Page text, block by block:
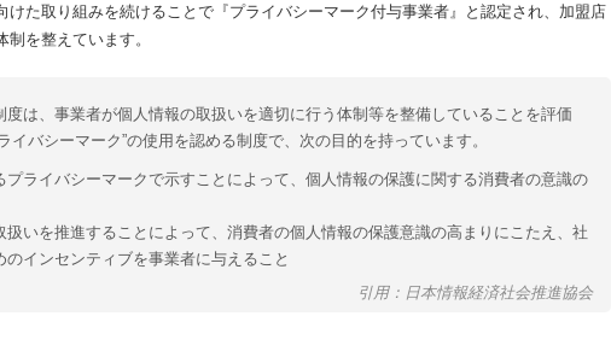
けた取り組みを続けることで『プライバシーマーク付与事業者』と認定され、加盟店
を整えています。
度は、事業者が個人情報の取扱いを適切に行う体制等を整備していることを評価
イバシーマーク”の使用を認める制度で、次の目的を持っています。
プライバシーマークで示すことによって、個人情報の保護に関する消費者の意識の
扱いを推進することによって、消費者の個人情報の保護意識の高まりにこたえ、社
インセンティブを事業者に与えること
引用：日本情報経済社会推進協会